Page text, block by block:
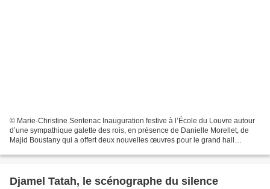
© Marie-Christine Sentenac Inauguration festive à l’École du Louvre autour
d’une sympathique galette des rois, en présence de Danielle Morellet, de
Majid Boustany qui a offert deux nouvelles œuvres pour le grand hall
Djamel Tatah, le scénographe du silence